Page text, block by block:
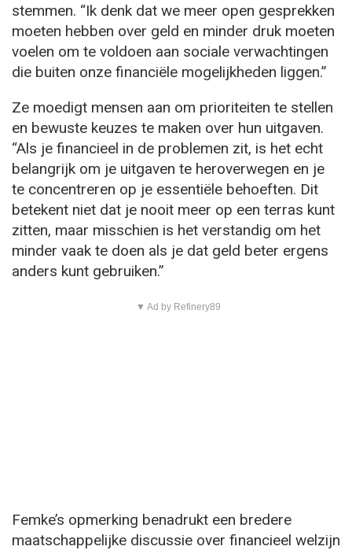
stemmen. “Ik denk dat we meer open gesprekken
moeten hebben over geld en minder druk moeten
voelen om te voldoen aan sociale verwachtingen
die buiten onze financiële mogelijkheden liggen.”
Ze moedigt mensen aan om prioriteiten te stellen
en bewuste keuzes te maken over hun uitgaven.
“Als je financieel in de problemen zit, is het echt
belangrijk om je uitgaven te heroverwegen en je
te concentreren op je essentiële behoeften. Dit
betekent niet dat je nooit meer op een terras kunt
zitten, maar misschien is het verstandig om het
minder vaak te doen als je dat geld beter ergens
anders kunt gebruiken.”
▼ Ad by Refinery89
Femke’s opmerking benadrukt een bredere
maatschappelijke discussie over financieel welzijn